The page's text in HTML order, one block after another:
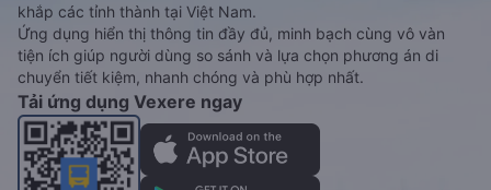
khắp các tỉnh thành tại Việt Nam.
Ứng dụng hiển thị thông tin đầy đủ, minh bạch cùng vô vàn
tiện ích giúp người dùng so sánh và lựa chọn phương án di
chuyển tiết kiệm, nhanh chóng và phù hợp nhất.
Tải ứng dụng Vexere ngay